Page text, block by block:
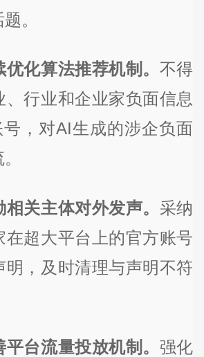
。
化算法推荐机制。 不得
、行业和企业家负面信息
号，对AI生成的涉企负面
关主体对外发声。 采纳
在超大平台上的官方账号
明，及时清理与声明不符
流量投放机制。 强化